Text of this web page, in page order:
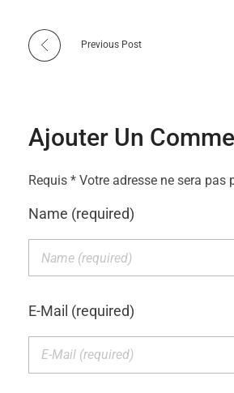
l
2
3
N
o
v
e
Previous Post
Ajouter Un
Requis * Votre adresse ne sera pas
Name (required)
E-Mail (required)